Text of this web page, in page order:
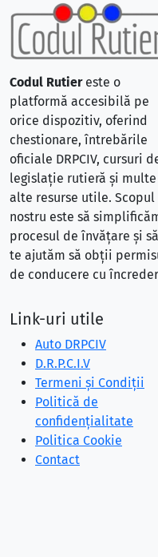
Codul Rutiereste o
platformă accesibilă pe
orice dispozitiv, oferind
chestionare, întrebările
oficiale DRPCIV, cursuri
legislație rutieră și multe
alte resurse utile. Scopul
nostru este să
procesul de învățare și să
te ajutăm să obții
de conducere cu
Link-uri utile
Auto DRPCIV
D.R.P.C.I.V
Termeni și Condiții
Politică de
confidențialitate
Politica Cookie
Contact